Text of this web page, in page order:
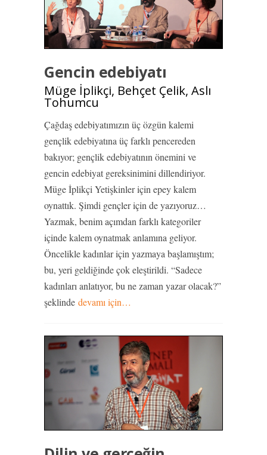
Gencin edebiyatı
Müge İplikçi, Behçet Çelik, Aslı
Tohumcu
Çağdaş edebiyatımızın üç özgün kalemi
gençlik edebiyatına üç farklı pencereden
bakıyor; gençlik edebiyatının önemini ve
gencin edebiyat gereksinimini dillendiriyor.
Müge İplikçi Yetişkinler için epey kalem
oynattık. Şimdi gençler için de yazıyoruz…
Yazmak, benim açımdan farklı kategoriler
içinde kalem oynatmak anlamına geliyor.
Öncelikle kadınlar için yazmaya başlamıştım;
bu, yeri geldiğinde çok eleştirildi. “Sadece
kadınları anlatıyor, bu ne zaman yazar olacak?”
şeklinde devamı için…